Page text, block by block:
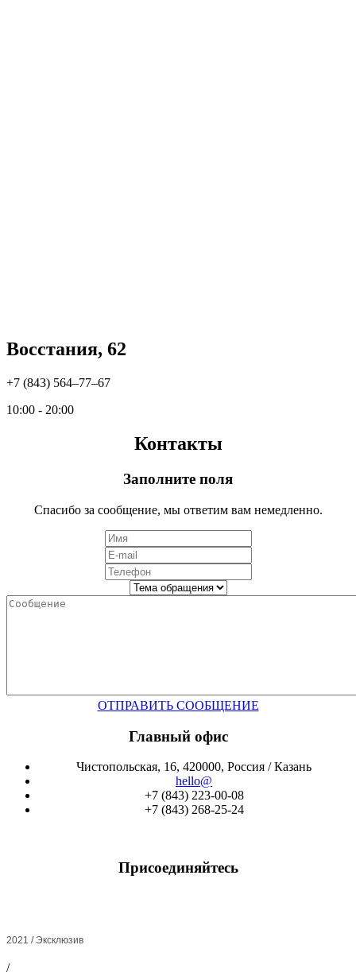
Восстания, 62
+7 (843) 564‒77‒67
10:00 - 20:00
Контакты
Заполните поля
Спасибо за сообщение, мы ответим вам немедленно.
ОТПРАВИТЬ СООБЩЕНИЕ
Главный офис
Чистопольская, 16, 420000, Россия / Казань
hello@
+7 (843) 223-00-08
+7 (843) 268-25-24
Присоединяйтесь
2021 / Эксклюзив
/